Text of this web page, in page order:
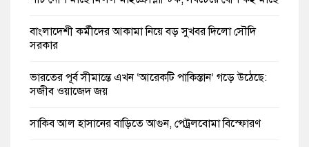
বাংলাদেশী কর্মীদের আকামা নিয়ে বড় সুখবর দিলো সৌদি
সরকার
ভারতের পূর্ব সীমান্তে এখন ‘আরেকটি পাকিস্তান’ গড়ে উঠেছে:
সজীব ওয়াজেদ জয়
সাকিব আল হাসানের বাড়িতে আগুন, পেট্রলবোমা বিস্ফোরণ